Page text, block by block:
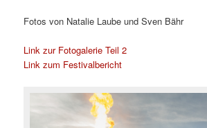
Fotos von Natalie Laube und Sven Bähr
Link zur Fotogalerie Teil 2
Link zum Festivalbericht